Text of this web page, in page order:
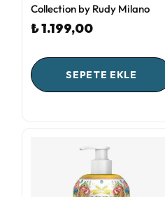
Collection by Rudy Milano
₺ 1.199,00
SEPETE EKLE